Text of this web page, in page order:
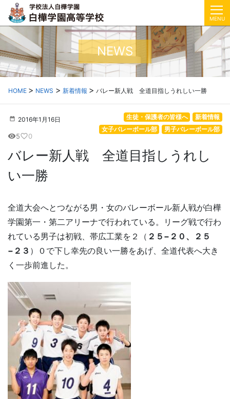
MENU
NEWS
HOME NEWS 新着情報 バレー新人戦 全道目指しうれしい一勝
2016年1月16日 新着情報
生徒・保護者の皆様へ
男子バレーボール部
女子バレーボール部
visibility5favorite_border0
バレー新人戦 全道目指しうれし
い一勝
全道大会へとつながる男・女のバレーボール新人戦が白樺
学園第一・第二アリーナで行われている。リーグ戦で行わ
れている男子は初戦、帯広工業を２（ ２５−２０、２５
−２３ ）０で下し幸先の良い一勝をあげ、全道代表へ大き
く一歩前進した。